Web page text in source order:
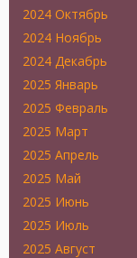
2024 Октябрь
2024 Ноябрь
2024 Декабрь
2025 Январь
2025 Февраль
2025 Март
2025 Апрель
2025 Май
2025 Июнь
2025 Июль
2025 Август